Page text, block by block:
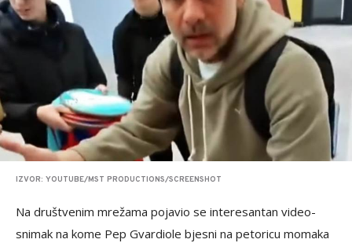
IZVOR: YOUTUBE/MST PRODUCTIONS/SCREENSHOT
Na društvenim mrežama pojavio se interesantan video-
snimak na kome Pep Gvardiole bjesni na petoricu momaka